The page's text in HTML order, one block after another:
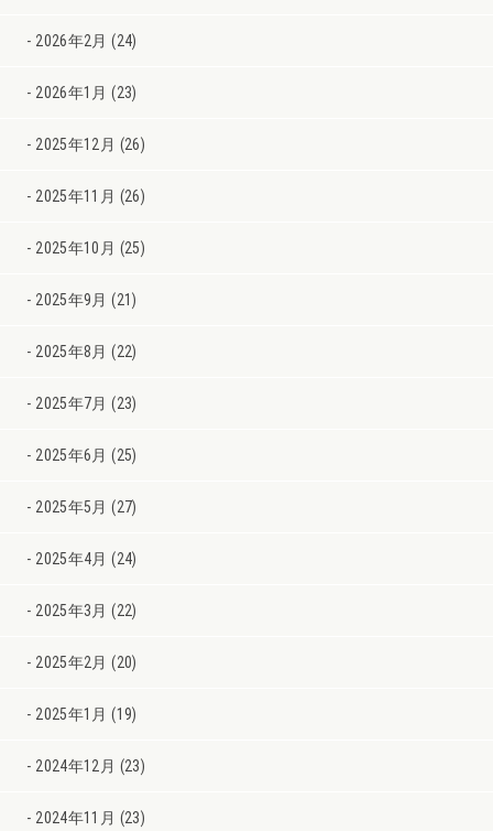
2026年2月 (24)
2026年1月 (23)
2025年12月 (26)
2025年11月 (26)
2025年10月 (25)
2025年9月 (21)
2025年8月 (22)
2025年7月 (23)
2025年6月 (25)
2025年5月 (27)
2025年4月 (24)
2025年3月 (22)
2025年2月 (20)
2025年1月 (19)
2024年12月 (23)
2024年11月 (23)